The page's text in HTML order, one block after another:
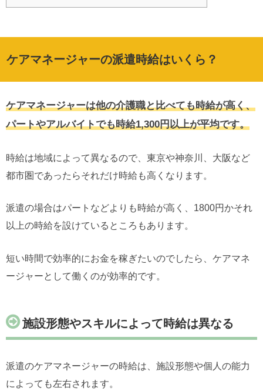
ケアマネージャーの派遣時給はいくら？
ケアマネージャーは他の介護職と比べても時給が高く、
パートやアルバイトでも時給1,300円以上が平均です。
時給は地域によって異なるので、東京や神奈川、大阪など
都市圏であったらそれだけ時給も高くなります。
派遣の場合はパートなどよりも時給が高く、1800円かそれ
以上の時給を設けているところもあります。
短い時間で効率的にお金を稼ぎたいのでしたら、ケアマネ
ージャーとして働くのが効率的です。
施設形態やスキルによって時給は異なる
派遣のケアマネージャーの時給は、施設形態や個人の能力
によっても左右されます。